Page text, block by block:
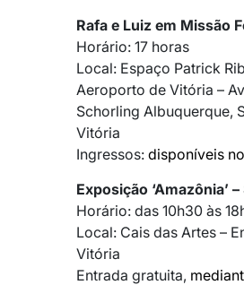
Rafa e Luiz em Missão
Horário: 17 horas
Local: Espaço Patrick
Aeroporto de Vitória –
Schorling Albuquerque,
Vitória
Ingressos: disponíveis
Exposição ‘Amazônia’
Horário: das 10h30 às
Local: Cais das Artes –
Vitória
Entrada gratuita,